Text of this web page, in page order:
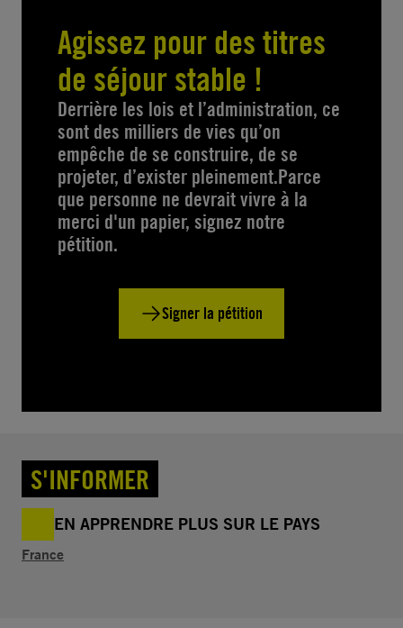
Agissez pour des titres
de séjour stable !
Derrière les lois et l’administration, ce
sont des milliers de vies qu’on
empêche de se construire, de se
projeter, d’exister pleinement.Parce
que personne ne devrait vivre à la
merci d'un papier, signez notre
pétition.
Signer la pétition
S'INFORMER
EN APPRENDRE PLUS SUR LE PAYS
France